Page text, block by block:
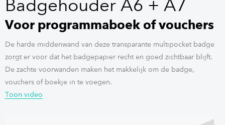
Badgehouder A6 + A7
Voor programmaboek of vouchers
De harde middenwand van deze transparante multipocket badge
zorgt er voor dat het badgepapier recht en goed zichtbaar blijft.
De zachte voorwanden maken het makkelijk om de badge,
vouchers of boekje in te voegen.
Toon video